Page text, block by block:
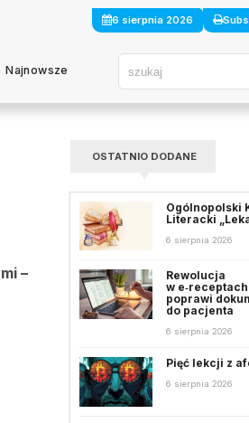
6 sierpnia 2026
Najnowsze
–
OSTATNIO DODANE
Ogólnopolski
Literacki
6 sierpnia 2026
Rewolucja
w
poprawi
do pacjenta
6 sierpnia 2026
Pięć lekcji z
6 sierpnia 2026